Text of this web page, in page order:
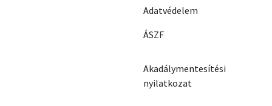
Adatvédelem
ÁSZF
Akadálymentesítési
nyilatkozat